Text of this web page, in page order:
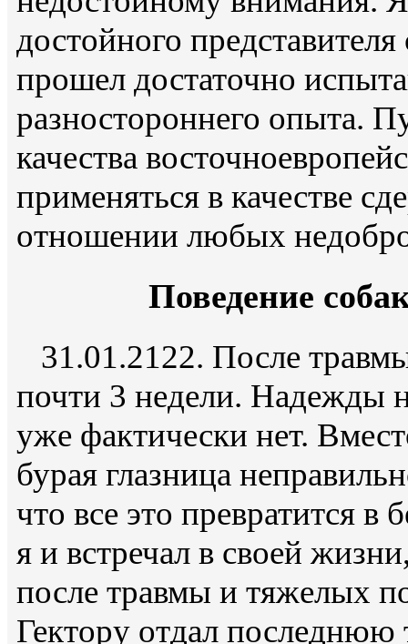
достойного
прошел достаточно
разностороннего опыта.
качества
применяться в качестве
отношении любых
Поведение
31.01.2122. После
почти 3 недели. Надежды
уже фактически нет.
бурая глазница
что все это превратится
я и встречал в своей
после травмы и тяжелых
Гектору отдал последнюю